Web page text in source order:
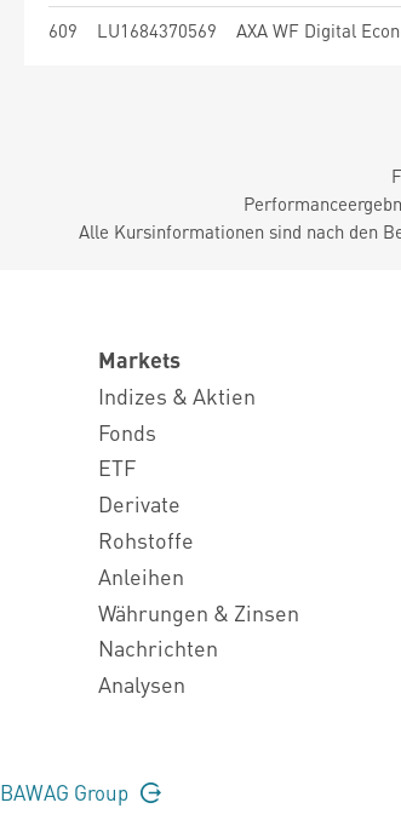
609 LU1684370569 AXA WF Digital
Alle Kursinformationen sind nach den
Markets
Indizes & Aktien
Fonds
ETF
Derivate
Rohstoffe
Anleihen
Währungen & Zinsen
Nachrichten
Analysen
BAWAG Group